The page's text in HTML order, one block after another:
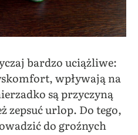
bardzo uciążliwe:
wpływają na
są przyczyną
urlop. Do tego,
do groźnych